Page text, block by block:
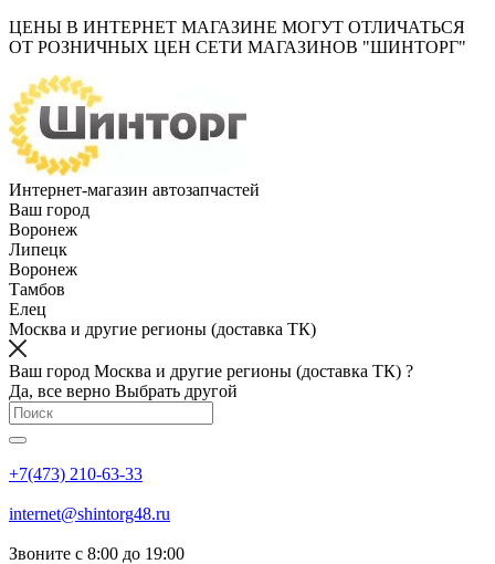
ЦЕНЫ В ИНТЕРНЕТ МАГАЗИНЕ МОГУТ ОТЛИЧАТЬСЯ
ОТ РОЗНИЧНЫХ ЦЕН СЕТИ МАГАЗИНОВ "ШИНТОРГ"
Интернет-магазин автозапчастей
Ваш город
Воронеж
Липецк
Воронеж
Тамбов
Елец
Москва и другие регионы (доставка ТК)
Ваш город Москва и другие регионы (доставка ТК) ?
Да, все верно Выбрать другой
+7(473) 210-63-33
internet@shintorg48.ru
Звоните с 8:00 до 19:00